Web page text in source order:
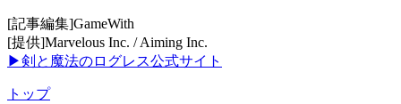
[記事編集]GameWith
[提供]Marvelous Inc. / Aiming Inc.
▶剣と魔法のログレス公式サイト
トップ